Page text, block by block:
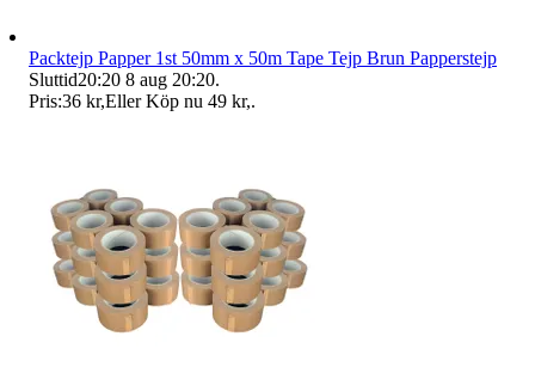
Packtejp Papper 1st 50mm x 50m Tape Tejp Brun Papperstejp
Sluttid20:20 8 aug 20:20.
Pris:36 kr,Eller Köp nu 49 kr,.